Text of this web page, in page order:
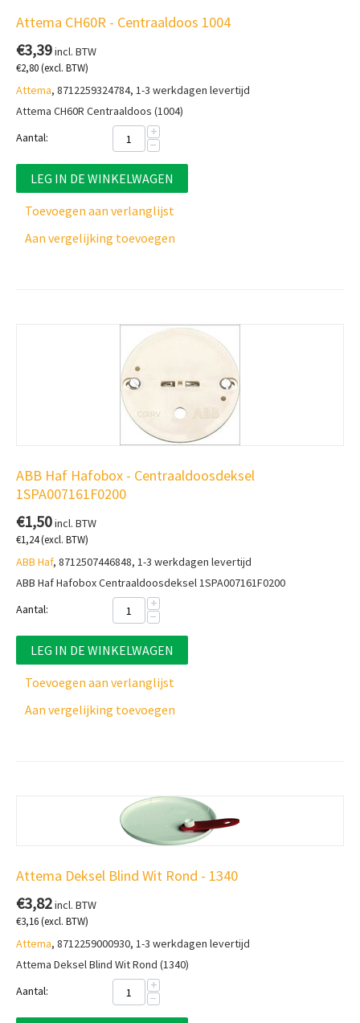
Attema CH60R - Centraaldoos 1004
€3,39incl. BTW
€2,80(excl. BTW)
Attema, 8712259324784, 1-3 werkdagen levertijd
Attema CH60R Centraaldoos (1004)
Aantal:
+
−
LEG IN DE WINKELWAGEN
Toevoegen aan verlanglijst
Aan vergelijking toevoegen
ABB Haf Hafobox - Centraaldoosdeksel
1SPA007161F0200
€1,50incl. BTW
€1,24(excl. BTW)
ABB Haf, 8712507446848, 1-3 werkdagen levertijd
ABB Haf Hafobox Centraaldoosdeksel 1SPA007161F0200
Aantal:
+
−
LEG IN DE WINKELWAGEN
Toevoegen aan verlanglijst
Aan vergelijking toevoegen
Attema Deksel Blind Wit Rond - 1340
€3,82incl. BTW
€3,16(excl. BTW)
Attema, 8712259000930, 1-3 werkdagen levertijd
Attema Deksel Blind Wit Rond (1340)
Aantal:
+
−